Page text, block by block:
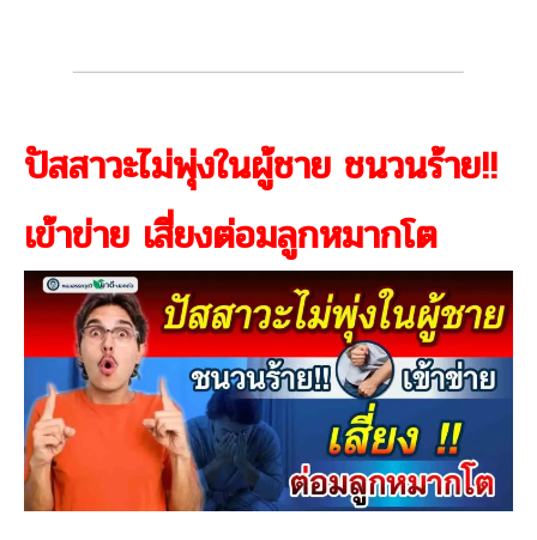
ปัสสาวะไม่พุ่งในผู้ชาย ชนวนร้าย!!
เข้าข่าย เสี่ยงต่อมลูกหมากโต